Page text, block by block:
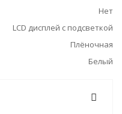
Нет
LCD дисплей с подсветкой
Плёночная
Белый